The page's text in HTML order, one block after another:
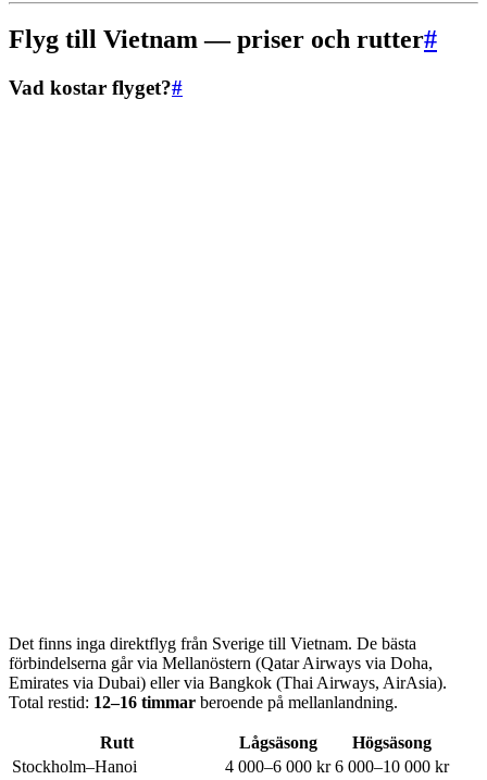
Flyg till Vietnam — priser och rutter#
Vad kostar flyget?#
Det finns inga direktflyg från Sverige till Vietnam. De bästa
förbindelserna går via Mellanöstern (Qatar Airways via Doha,
Emirates via Dubai) eller via Bangkok (Thai Airways, AirAsia).
Total restid: 12–16 timmar beroende på mellanlandning.
Rutt Lågsäsong
Högsäsong
Stockholm–Hanoi
4 000–6 000 kr 6 000–10 000 kr